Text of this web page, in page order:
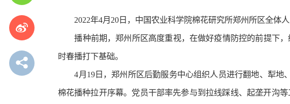
2022年4月20日，中国农业科学院棉花研究所郑州所区全体
播种前期，郑州所区高度重视，在做好疫情防控的前提下
时春播打下基础。
4月19日，郑州所区后勤服务中心组织人员进行翻地、犁地
棉花播种拉开序幕。党员干部率先参与到拉线踩线、起垄开沟